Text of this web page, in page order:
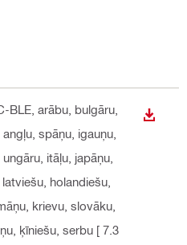
BLE , arābu, bulgāru,
spāņu, igauņu,
itāļu, japāņu,
holandiešu,
krievu, slovāku,
ķīniešu, serbu [ 7.3